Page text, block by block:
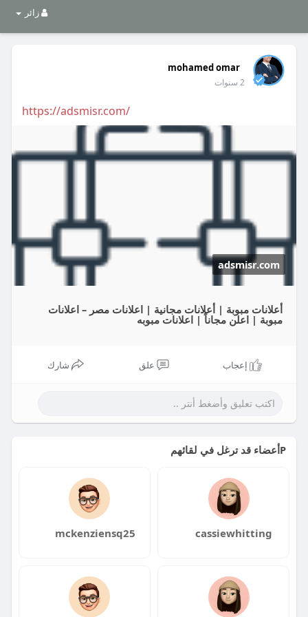
زائر
mohamed omar
2 سنوات
https://adsmisr.com/
adsmisr.com
أعلانات مبوبة | أعلانات مجانية | اعلانات مصر – اعلانات
مبوبة | اعلن مجاناً | اعلانات مبوبه
إعجاب علق شارك
Pأعضاء قد ترغل في لقائهم
cassiewhitting
mckenziensq25